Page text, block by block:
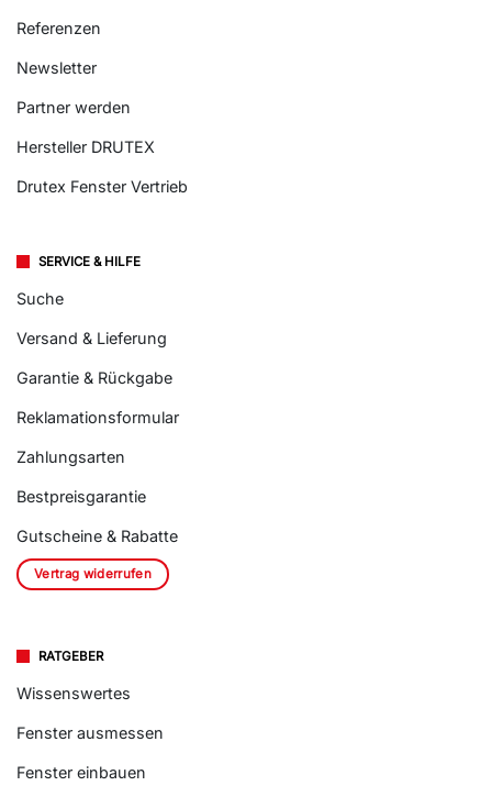
Referenzen
Newsletter
Partner werden
Hersteller DRUTEX
Drutex Fenster Vertrieb
SERVICE & HILFE
Suche
Versand & Lieferung
Garantie & Rückgabe
Reklamationsformular
Zahlungsarten
Bestpreisgarantie
Gutscheine & Rabatte
Vertrag widerrufen
RATGEBER
Wissenswertes
Fenster ausmessen
Fenster einbauen